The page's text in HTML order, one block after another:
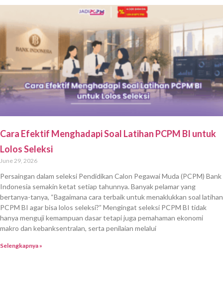
Cara Efektif Menghadapi Soal Latihan PCPM BI untuk
Lolos Seleksi
June 29, 2026
Persaingan dalam seleksi Pendidikan Calon Pegawai Muda (PCPM) Bank
Indonesia semakin ketat setiap tahunnya. Banyak pelamar yang
bertanya-tanya, “Bagaimana cara terbaik untuk menaklukkan soal latihan
PCPM BI agar bisa lolos seleksi?” Mengingat seleksi PCPM BI tidak
hanya menguji kemampuan dasar tetapi juga pemahaman ekonomi
makro dan kebanksentralan, serta penilaian melalui
Selengkapnya »